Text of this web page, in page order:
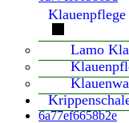
Klauenpflege
Lamo
6a77ef6658b2e